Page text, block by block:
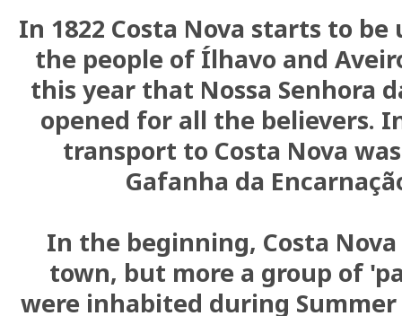
In 1822 Costa Nova starts to be
the people of Ílhavo and
this year that Nossa Senhora
opened for all the believers.
transport to Costa Nova
Gafanha da
In the beginning, Costa
town, but more a group of
were inhabited during